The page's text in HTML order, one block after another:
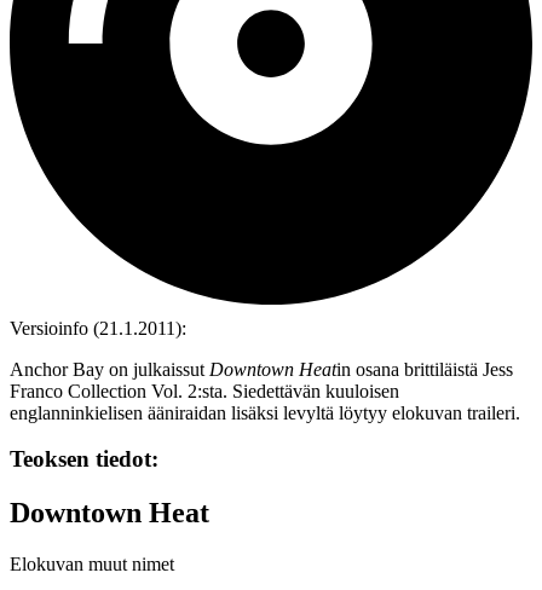
Versioinfo (21.1.2011):
Anchor Bay on julkaissut Downtown Heatin osana brittiläistä Jess
Franco Collection Vol. 2:sta. Siedettävän kuuloisen
englanninkielisen ääniraidan lisäksi levyltä löytyy elokuvan traileri.
Teoksen tiedot:
Downtown Heat
Elokuvan muut nimet